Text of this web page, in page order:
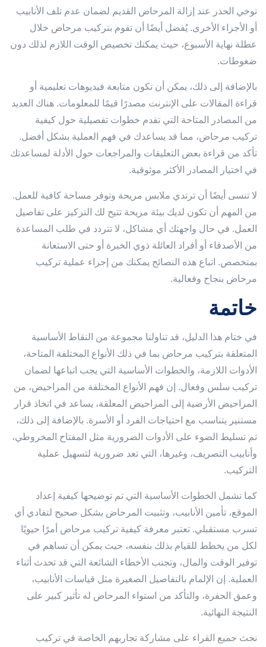
توخي الحذر عند إزالة المرحاض القديم لضمان عدم تلف الأنابيب
أو الأجزاء الأخرى. يُفضل أيضًا أن تقوم بتركيب مرحاض خلال
عطلة نهاية الأسبوع، حيث يمكنك تخصيص الوقت اللازم لذلك دون
ضغوطات.
بالإضافة إلى ذلك، يمكن أن تكون متابعة فيديوهات تعليمية أو
قراءة المقالات على الإنترنت مصدرًا قيمًا للمعلومات. هناك العديد
من المصادر المتاحة التي تقدم خطوات تفصيلية حول كيفية
تركيب مرحاض، مما قد يساعدك في فهم العملية بشكل أفضل.
تأكد من قراءة بعض التعليقات والمراجعات حول الأدلة لمساعدتك
في اختيار المصادر الأكثر موثوقية.
لا تنسى أيضًا أن ترتدي ملابس مريحة وتوفر مساحة كافية للعمل.
من المهم أن تكون لديك بيئة مريحة تتيح لك التركيز على تفاصيل
العمل. في حال واجهتك أي مشاكل، لا تتردد في طلب المساعدة
من الأصدقاء أو أفراد العائلة ذوي الخبرة أو حتى الاستعانة
بمتخصص. اتباع هذه النصائح يمكنك من إجراء عملية تركيب
مرحاض بنجاح وفعالية.
خاتمة
في ختام هذا الدليل، قد تناولنا مجموعة من النقاط الأساسية
المتعلقة بتركيب مرحاض بما في ذلك الأنواع المختلفة المتاحة،
الأدوات اللازمة، والخطوات الأساسية التي يجب اتباعها لضمان
تركيب سلس وفعال. إن فهم الأنواع المختلفة من المراحيض، من
المراحيض الأرضية إلى المراحيض المعلقة، يساعد في اتخاذ قرار
مستنير يتناسب مع احتياجات الفرد أو الأسرة. بالإضافة إلى ذلك،
تم تسليط الضوء على الأدوات الضرورية مثل المفتاح المخروطي،
وأنابيب التصريف، وغيرها، التي تعد ضرورية لتسهيل عملية
التركيب.
كما تشمل الخطوات الأساسية التي تم توضيحها كيفية إعداد
الموقع، تأمين الأنابيب، وتثبيت المرحاض بشكل صحيح لتفادي أي
تسرب مستقبلي. تعتبر معرفة كيفية تركيب مرحاض أمرًا حيويًا
لكل من يخطط للقيام بذلك بنفسه، حيث يمكن أن تساهم في
توفير الوقت والمال، وتجنب الأخطاء الشائعة التي قد تحدث أثناء
العملية. إن الإلمام بالتفاصيل الصغيرة مثل قياسات الأنابيب،
وعمق الحفرة، والتأكد من استواء المرحاض له تأثير كبير على
النتيجة النهائية.
نحث جميع القراء على مشاركة تجاربهم الخاصة في تركيب